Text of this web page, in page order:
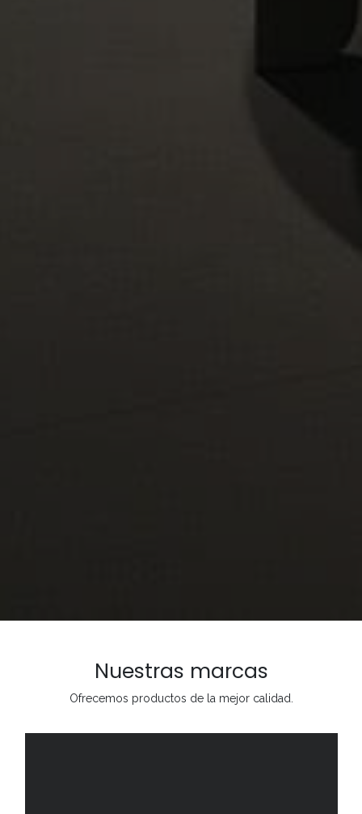
Nuestras marcas
Ofrecemos productos de la mejor calidad.